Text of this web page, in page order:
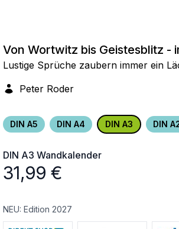
Von Wortwitz bis Geistesblitz -
Lustige Sprüche zaubern immer ein
Peter Roder
DIN A5 DIN A4 DIN A3 DIN
DIN A3 Wandkalender
31,99 €
NEU: Edition 2027